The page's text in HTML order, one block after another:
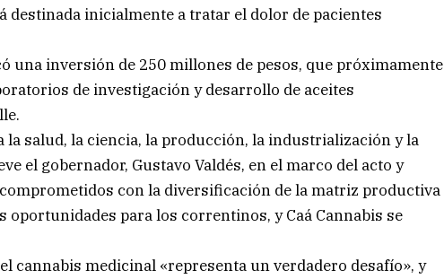
inicialmente a tratar el dolor de pacientes
una inversión de 250 millones de pesos, que próximamente
de investigación y desarrollo de aceites
la salud, la ciencia, la producción, la industrialización y la
el gobernador, Gustavo Valdés, en el marco del acto y
con la diversificación de la matriz productiva
oportunidades para los correntinos, y Caá Cannabis se
cannabis medicinal «representa un verdadero desafío», y